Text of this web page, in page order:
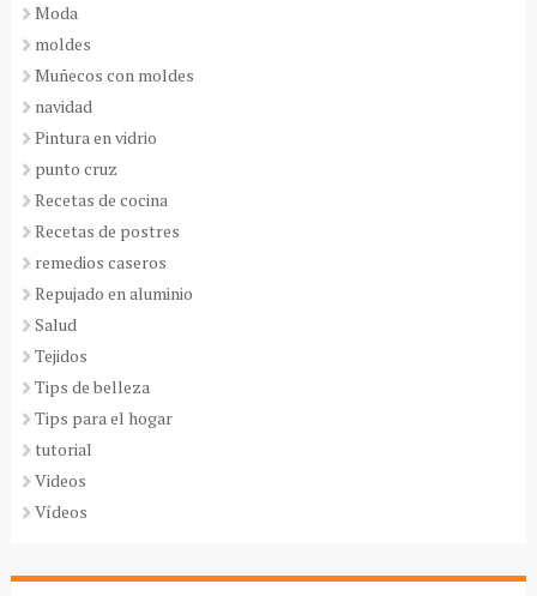
Moda
moldes
Muñecos con moldes
navidad
Pintura en vidrio
punto cruz
Recetas de cocina
Recetas de postres
remedios caseros
Repujado en aluminio
Salud
Tejidos
Tips de belleza
Tips para el hogar
tutorial
Videos
Vídeos